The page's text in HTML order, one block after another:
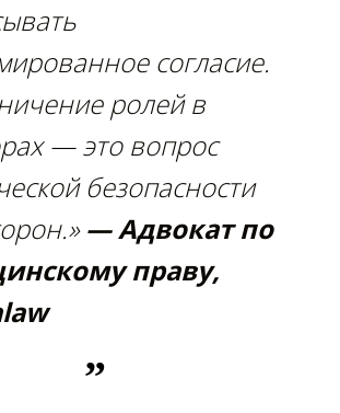
согласие.
ролей в
— это вопрос
безопасности
— Адвокат по
праву,